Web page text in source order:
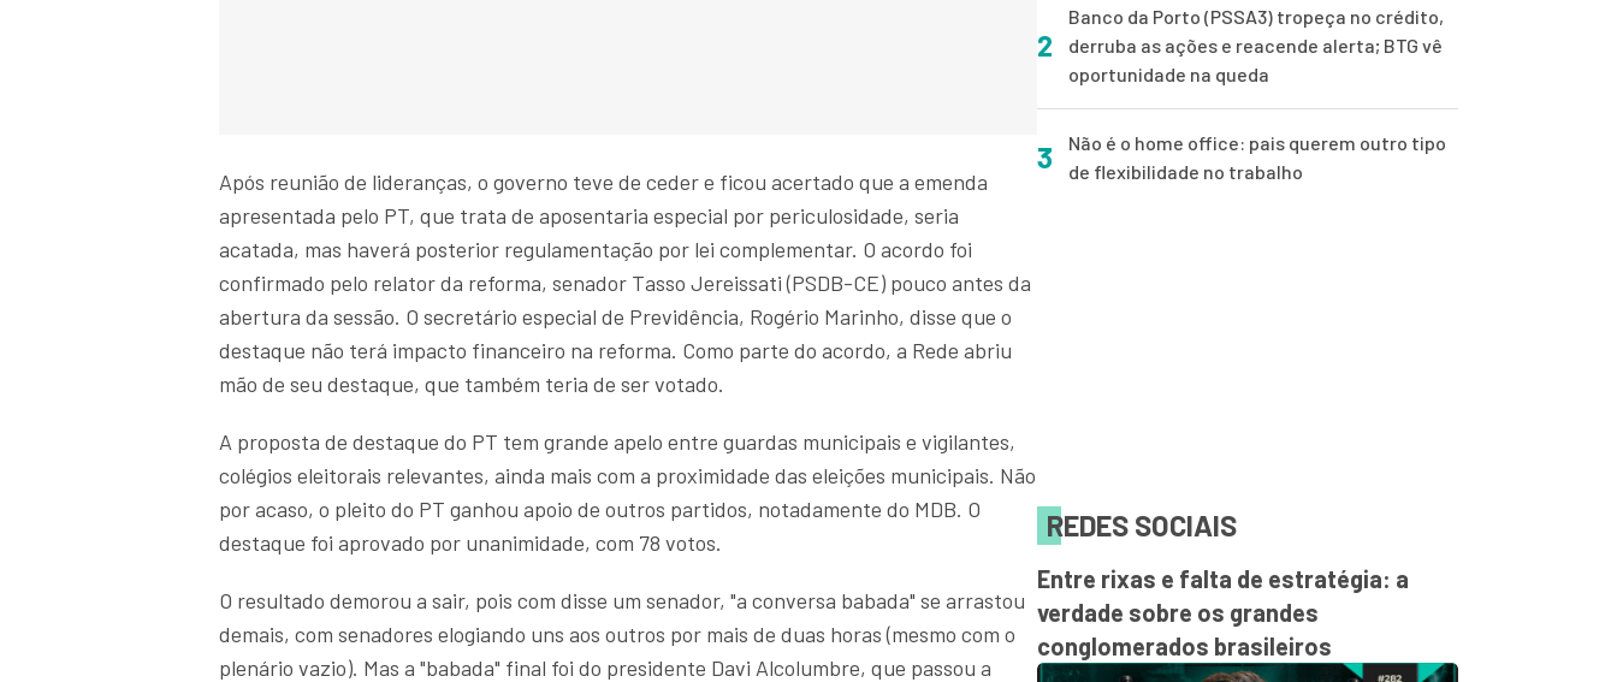
Após reunião de lideranças, o governo teve de ceder e ficou acertado que a emenda
apresentada pelo PT, que trata de aposentaria especial por periculosidade, seria
acatada, mas haverá posterior regulamentação por lei complementar. O acordo foi
confirmado pelo relator da reforma, senador Tasso Jereissati (PSDB-CE) pouco antes da
abertura da sessão. O secretário especial de Previdência, Rogério Marinho, disse que o
destaque não terá impacto financeiro na reforma. Como parte do acordo, a Rede abriu
mão de seu destaque, que também teria de ser votado.
A proposta de destaque do PT tem grande apelo entre guardas municipais e vigilantes,
colégios eleitorais relevantes, ainda mais com a proximidade das eleições municipais. Não
por acaso, o pleito do PT ganhou apoio de outros partidos, notadamente do MDB. O
destaque foi aprovado por unanimidade, com 78 votos.
O resultado demorou a sair, pois com disse um senador, "a conversa babada" se arrastou
demais, com senadores elogiando uns aos outros por mais de duas horas (mesmo com o
plenário vazio). Mas a "babada" final foi do presidente Davi Alcolumbre, que passou a
2
Banco da Porto (PSSA3) tropeça no crédito,
derruba as ações e reacende alerta; BTG vê
oportunidade na queda
3
Não é o home office: pais querem outro tipo
de flexibilidade no trabalho
REDES SOCIAIS
Entre rixas e falta de estratégia: a
verdade sobre os grandes
conglomerados brasileiros